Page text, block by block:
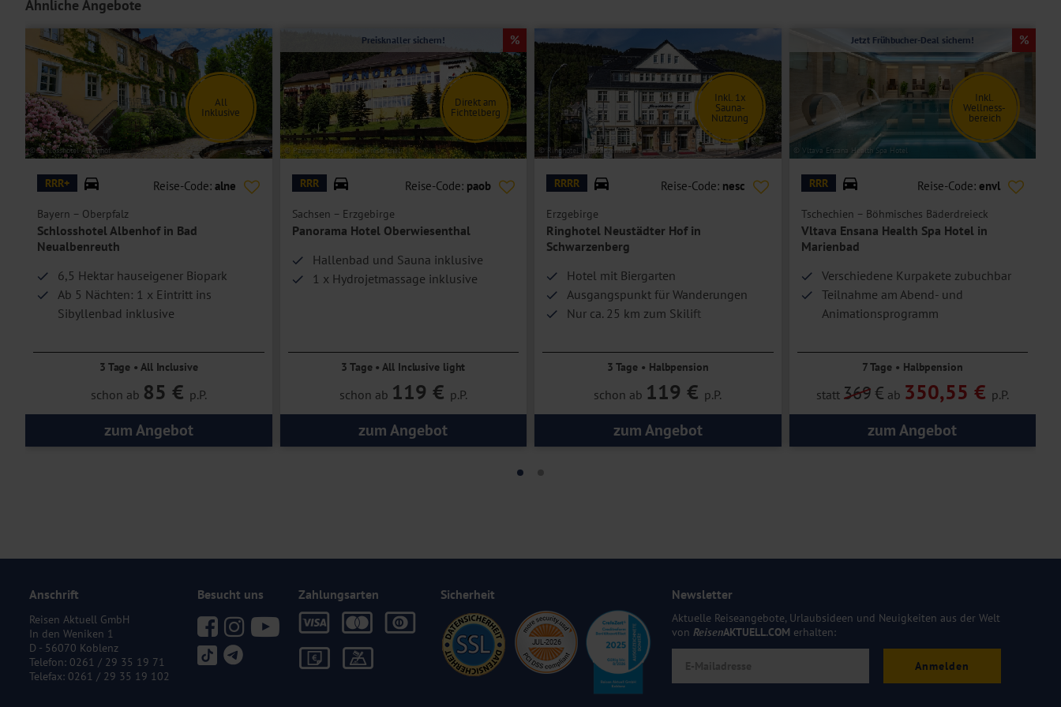
Ähnliche Angebote
© Schlosshotel Albenhof
All
Inklusive
RRR+ Reise-Code: alne
Bayern – Oberpfalz
Schlosshotel Albenhof in Bad
Neualbenreuth
6,5 Hektar hauseigener Biopark
Ab 5 Nächten: 1 x Eintritt ins
Sibyllenbad inklusive
3 Tage • All Inclusive
schon ab 85 € p.P.
zum Angebot
© Panorama Hotel Oberwiesenthal
Direkt am
Fichtelberg
Preisknaller sichern!
RRR Reise-Code: paob
Sachsen – Erzgebirge
Panorama Hotel Oberwiesenthal
Hallenbad und Sauna inklusive
1 x Hydrojetmassage inklusive
3 Tage • All Inclusive light
schon ab 119 € p.P.
zum Angebot
© Ringhotel Neustädter Hof
Inkl. 1x
Sauna-
Nutzung
RRRR Reise-Code: nesc
Erzgebirge
Ringhotel Neustädter Hof in
Schwarzenberg
Hotel mit Biergarten
Ausgangspunkt für Wanderungen
Nur ca. 25 km zum Skilift
3 Tage • Halbpension
schon ab 119 € p.P.
zum Angebot
© Vltava Ensana Health Spa Hotel
Inkl.
Wellness-
bereich
Jetzt Frühbucher-Deal sichern!
RRR Reise-Code: envl
Tschechien – Böhmisches Bäderdreieck
Vltava Ensana Health Spa Hotel in
Marienbad
Verschiedene Kurpakete zubuchbar
Teilnahme am Abend- und
Animationsprogramm
7 Tage • Halbpension
statt 369€ ab 350,55 € p.P.
zum Angebot
Anschrift
Reisen Aktuell GmbH
In den Weniken 1
D - 56070 Koblenz
Telefon: 0261 / 29 35 19 71
Telefax: 0261 / 29 35 19 102
Besucht uns Zahlungsarten Sicherheit Newsletter
Aktuelle Reiseangebote, Urlaubsideen und Neuigkeiten aus der Welt
von ReisenAKTUELL.COM erhalten:
Anmelden